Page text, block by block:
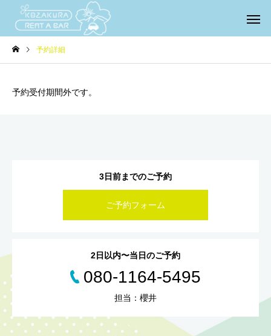
予約詳細
予約受付期間外です。
3日前までのご予約
ご予約フォーム
2日以内〜当日のご予約
080-1164-5495
担当：櫻井